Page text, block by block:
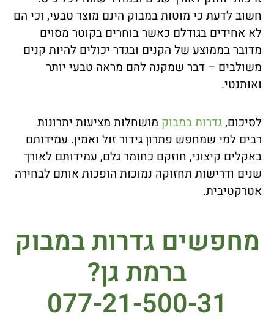
חשוב לדעת כי מוטות במבוק הינם מוצר טבעי, וכי הם
לא אחידים בגודלם כאשר בוחרים בקוטר מסוים
מדובר בממוצע של הקנים ובגדר יכולים להיות קנים
משולבים – דבר שמקנה להם מראה טבעי יותר
ואותנטי.
לסיכום,גדרות במבוק מושחלות מציעות יתרונות
רבים למי שמחפש פתרון גידור זול ואמין. עמידותם
באקלים קיצוני, חוזקם כחומר גלם, עמידותם לאורך
שנים ודרישות תחזוקה נמוכות הופכות אותם לבחירה
אטרקטיבית.
מחפשים גדרות במבוק
ברמת גן?
077-21-500-31